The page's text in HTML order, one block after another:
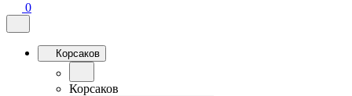
0
Корсаков
Корсаков